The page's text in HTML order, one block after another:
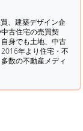
、建築デザイン企
古住宅の売買契
自身でも土地、中古
年より住宅・不
数の不動産メディ